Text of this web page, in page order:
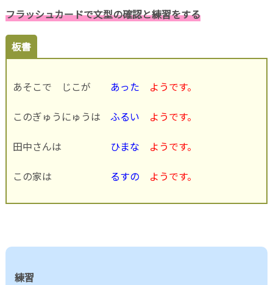
フラッシュカードで文型の確認と練習をする
板書
あそこで じこが あった ようです。
このぎゅうにゅうは ふるい ようです。
田中さんは ひまな ようです。
この家は るすの ようです。
練習